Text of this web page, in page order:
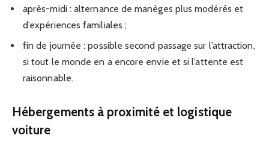
après-midi : alternance de manèges plus modérés et
d’expériences familiales ;
fin de journée : possible second passage sur l’attraction,
si tout le monde en a encore envie et si l’attente est
raisonnable.
Hébergements à proximité et logistique
voiture